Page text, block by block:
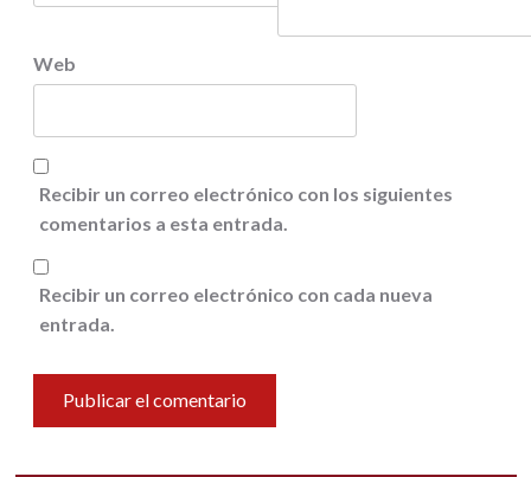
Web
Recibir un correo electrónico con los siguientes
comentarios a esta entrada.
Recibir un correo electrónico con cada nueva
entrada.